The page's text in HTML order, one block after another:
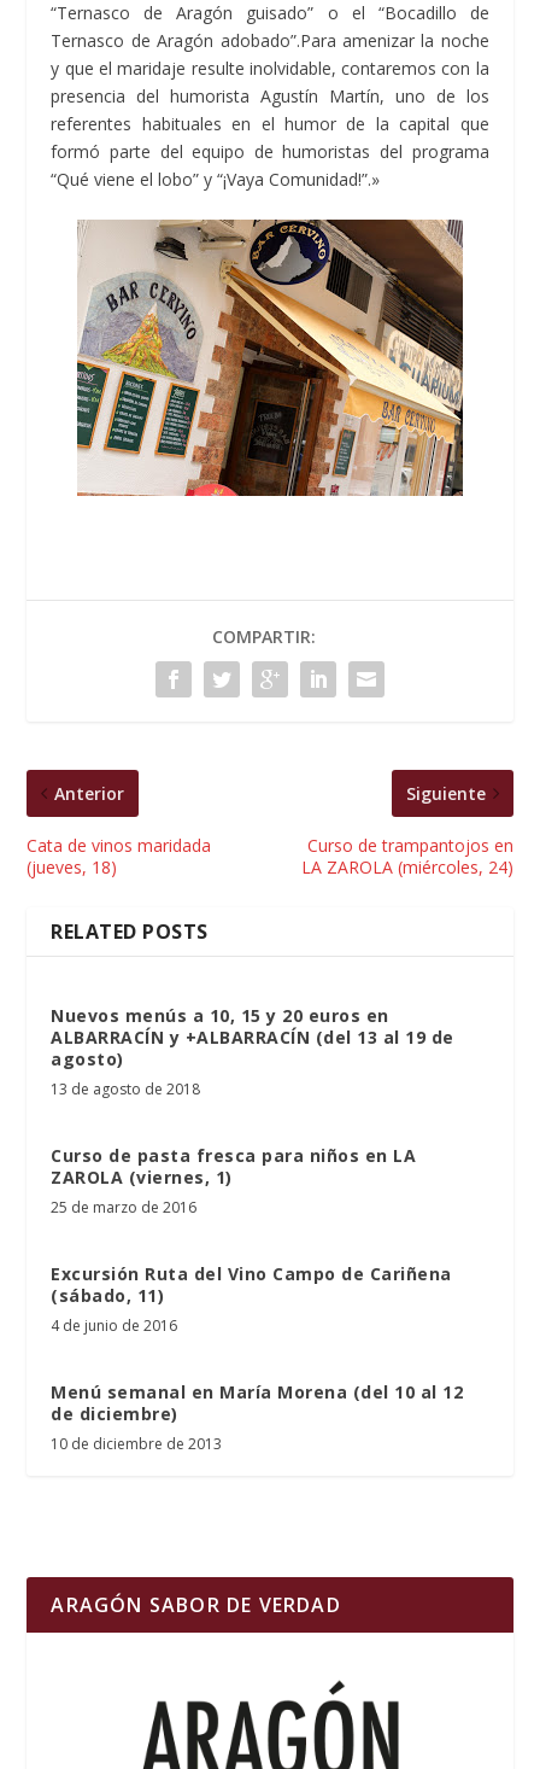
“Ternasco de Aragón guisado” o el “Bocadillo de
Ternasco de Aragón adobado”.Para amenizar la noche
y que el maridaje resulte inolvidable, contaremos con la
presencia del humorista Agustín Martín, uno de los
referentes habituales en el humor de la capital que
formó parte del equipo de humoristas del programa
“Qué viene el lobo” y “¡Vaya Comunidad!”.»
COMPARTIR:
Anterior
Cata de vinos maridada
(jueves, 18)
Siguiente
Curso de trampantojos en
LA ZAROLA (miércoles, 24)
RELATED POSTS
Nuevos menús a 10, 15 y 20 euros en
ALBARRACÍN y +ALBARRACÍN (del 13 al 19 de
agosto)
13 de agosto de 2018
Curso de pasta fresca para niños en LA
ZAROLA (viernes, 1)
25 de marzo de 2016
Excursión Ruta del Vino Campo de Cariñena
(sábado, 11)
4 de junio de 2016
Menú semanal en María Morena (del 10 al 12
de diciembre)
10 de diciembre de 2013
ARAGÓN SABOR DE VERDAD